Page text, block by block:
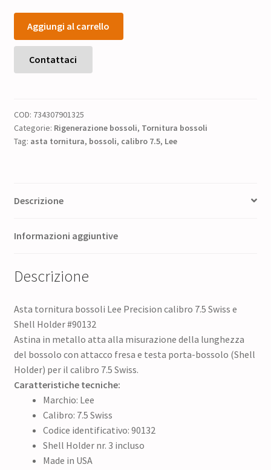
Asta
tornitura
bossoli
Precision
Swiss
+
Shell
Aggiungi al carrello
Contattaci
COD: 734307901325
Categorie: Rigenerazione bossoli, Tornitura bossoli
Tag: asta tornitura, bossoli, calibro 7.5, Lee
Descrizione
Informazioni aggiuntive
Descrizione
Asta tornitura bossoli Lee Precision calibro 7.5 Swiss e
Shell Holder #90132
Astina in metallo atta alla misurazione della lunghezza
del bossolo con attacco fresa e testa porta-bossolo (Shell
Holder) per il calibro 7.5 Swiss.
Caratteristiche tecniche:
Marchio: Lee
Calibro: 7.5 Swiss
Codice identificativo: 90132
Shell Holder nr. 3 incluso
Made in USA